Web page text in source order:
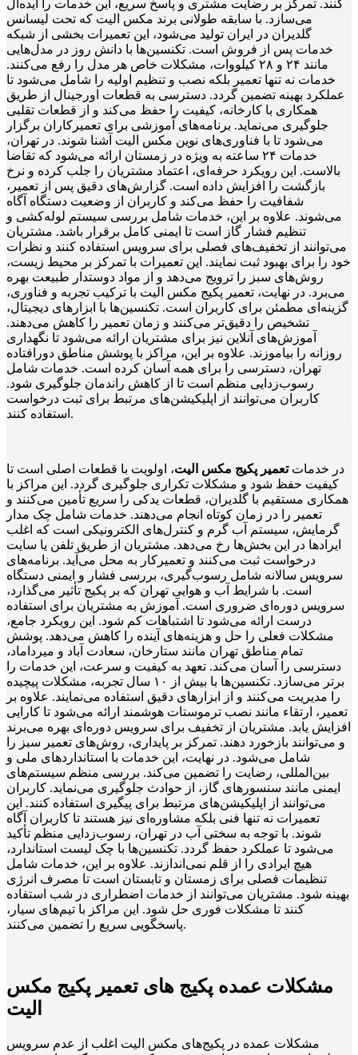
کنند. تمرکز بر رضایت مشتری و پاسخ سریع، این خدمات را ایده‌آل
می‌سازد. با سابقه طولانی برند مکس الیت که تحت لیسانس
گلدیران در ایران تولید می‌شود، این تعمیرات بخشی از شبکه
خدمات پس از فروش است. تکنسین‌ها با دانش روز در مدل‌هایی
مانند ۲۴ و ۲۸ کیلووات، مشکلات خاص هر مدل را رفع می‌کنند.
خدمات نه تنها تعمیر بلکه نصب و تنظیم اولیه را شامل می‌شود تا
عملکرد بهینه تضمین گردد. دسترسی به قطعات اورجینال از طریق
همکاری با کارخانه، کیفیت را حفظ می‌کند و از قطعات تقلبی
جلوگیری می‌نماید. برنامه‌های آموزشی برای تعمیرکاران برگزار
می‌شود تا با فناوری‌های نوین مکس الیت آشنا شوند. در تهران،
خدمات ۲۴ ساعته به ویژه در زمستان ارائه می‌شود که تقاضا
بالاست. این رویکرد حرفه‌ای، اعتماد مشتریان را جلب کرده و نرخ
بازگشت را افزایش داده است. گزارش‌های دقیق پس از تعمیر،
شفافیت را حفظ می‌کند و کاربران از وضعیت دستگاه آگاه
می‌شوند. علاوه بر این، خدمات شامل بررسی سیستم لوله‌کشی و
تنظیم فشار گاز است تا ایمنی کامل برقرار باشد. مشتریان
می‌توانند از تخفیف‌های فصلی برای سرویس استفاده کنند و نظرات
خود را برای بهبود ثبت نمایند. این تعمیرات با تمرکز بر محیط زیست،
روش‌های سبز را ترویج می‌دهد و از مواد دوستدار طبیعت بهره
می‌برد. در نهایت، تعمیر پکیج مکس الیت با ترکیب تجربه و فناوری،
گزینه‌ای مطمئن برای کاربران است. تکنسین‌ها با ابزارهای دیجیتال،
تشخیص را دقیق‌تر می‌کنند و زمان تعمیر را کاهش می‌دهند.
آموزش‌های آنلاین نیز برای مشتریان ارائه می‌شود تا نگهداری
روزانه را بیاموزند. علاوه بر این، مراکز با پوشش مناطق دورافتاده
تهران، دسترسی را برای همه آسان کرده است. خدمات شامل
رسوب‌زدایی منظم است تا از کاهش راندمان جلوگیری شود.
کاربران می‌توانند از اپلیکیشن‌های مرتبط برای ثبت درخواست
استفاده کنند.
در خدماتتعمیر پکیج مکس الیت، اولویت با قطعات اصلی است تا
کیفیت حفظ شود و مشکلات تکراری جلوگیری گردد. این مراکز با
همکاری مستقیم با گلدیران، قطعات یدکی را سریع تأمین می‌کنند و
تعمیر را در زمان کوتاه انجام می‌دهند. خدمات شامل چک مدار
گرمایش، سیستم آب گرم و کنترل‌های الکترونیکی است که اغلب
ایرادها در این بخش‌ها رخ می‌دهد. مشتریان از طریق تلفن یا سایت
درخواست ثبت می‌کنند و تعمیرکار به محل می‌آید. برنامه‌های
سرویس سالانه شامل رسوب‌گیری، بررسی فشار و ایمنی دستگاه
است. با شرایط آب و هوایی تهران که بر پکیج تأثیر می‌گذارد،
سرویس دوره‌ای ضروری است. آموزش به مشتریان برای استفاده
درست ارائه می‌شود تا اشتباهات کم شود. این رویکرد جامع،
مشکلات فعلی را حل و هزینه‌های آینده را کاهش می‌دهد. پوشش
تمام مناطق تهران مانند ستارخان، سعادت آباد و میرداماد،
دسترسی را آسان می‌کند. تعهد به کیفیت و سرعت، این خدمات را
برتر می‌سازد. تکنسین‌ها با بیش از ۱۰ سال تجربه، مشکلات پیچیده
را مدیریت می‌کنند و از ابزارهای دقیق استفاده می‌نمایند. علاوه بر
تعمیر، ارتقاء مانند نصب ترموستات هوشمند ارائه می‌شود تا کارایی
افزایش یابد. مشتریان از تخفیف برای سرویس دوره‌ای بهره می‌برند
و می‌توانند بازخورد دهند. تمرکز بر پایداری، روش‌های تعمیر سبز را
شامل می‌شود. در نهایت، این خدمات با استانداردهای ملی و
بین‌المللی، رضایت را تضمین می‌کند. بررسی منظم سیستم‌های
ایمنی مانند سنسورهای گاز، از حوادث جلوگیری می‌نماید. کاربران
می‌توانند از اپلیکیشن‌های مرتبط برای پیگیری استفاده کنند. این
تعمیرات نه تنها فنی بلکه مشاوره‌ای نیز هستند تا کاربران آگاه
شوند. با توجه به سختی آب در تهران، رسوب‌زدایی منظم تأکید
می‌شود تا عملکرد حفظ گردد. تکنسین‌ها با چک لیست استاندارد،
هیچ ایرادی را از قلم نمی‌اندازند. علاوه بر این، خدمات شامل
تنظیمات فصلی برای زمستان و تابستان است تا مصرف انرژی
بهینه شود. مشتریان می‌توانند از خدمات اضطراری در شب استفاده
کنند تا مشکلات فوری حل شود. این مراکز با تیم‌های سیار،
پاسخگویی سریع را تضمین می‌کنند.
مشکلات عمده پکیج های تعمیر پکیج مکس
الیت
مشکلات عمده در پکیج‌های مکس الیت اغلب از عدم سرویس